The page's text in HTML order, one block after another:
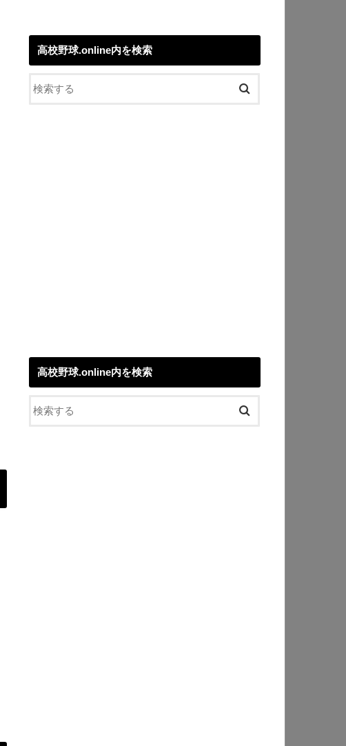
高校野球.online内を検索
高校野球.online内を検索